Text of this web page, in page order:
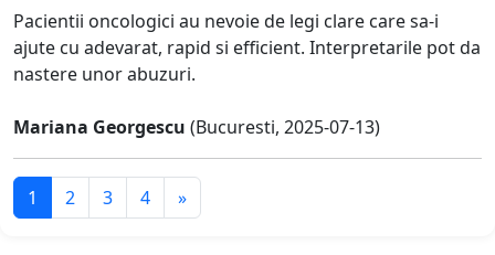
Pacientii oncologici au nevoie de legi clare care sa-i
ajute cu adevarat, rapid si efficient. Interpretarile pot da
nastere unor abuzuri.
Mariana Georgescu (Bucuresti, 2025-07-13)
1 2 3 4 »